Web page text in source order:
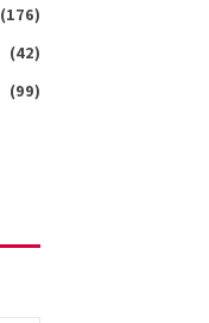
(176)
(42)
(99)